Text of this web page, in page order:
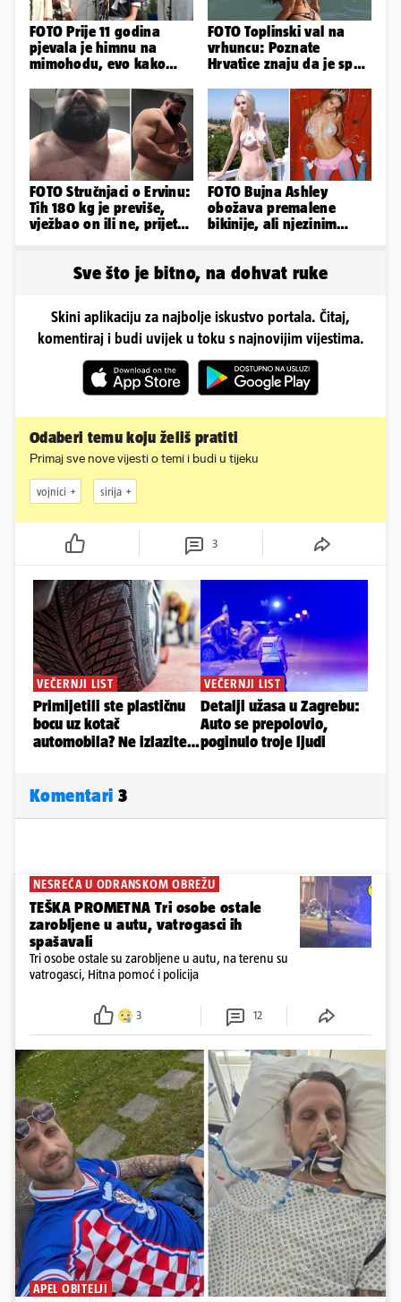
FOTO Prije 11 godina
pjevala je himnu na
mimohodu, evo kako
Negovetić
FOTO Toplinski val na
vrhuncu: Poznate
Hrvatice znaju da je spas
FOTO Stručnjaci o Ervinu:
Tih 180 kg je previše,
vježbao on ili ne, prijete
FOTO Bujna Ashley
obožava premalene
bikinije, ali njezinim
Sve što je bitno, na dohvat ruke
Skini aplikaciju za najbolje iskustvo portala. Čitaj,
komentiraj i budi uvijek u toku s najnovijim vijestima.
Odaberi temu koju želiš pratiti
Primaj sve nove vijesti o temi i budi u tijeku
vojnici sirija
3
Komentari 3
NESREĆA U ODRANSKOM OBREŽU
TEŠKA PROMETNA Tri osobe ostale
zarobljene u autu, vatrogasci ih
spašavali
Tri osobe ostale su zarobljene u autu, na terenu su
vatrogasci, Hitna pomoć i policija
3 12
APEL OBITELJI